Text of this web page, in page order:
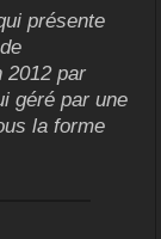
présente
2012 par
géré par une
la forme